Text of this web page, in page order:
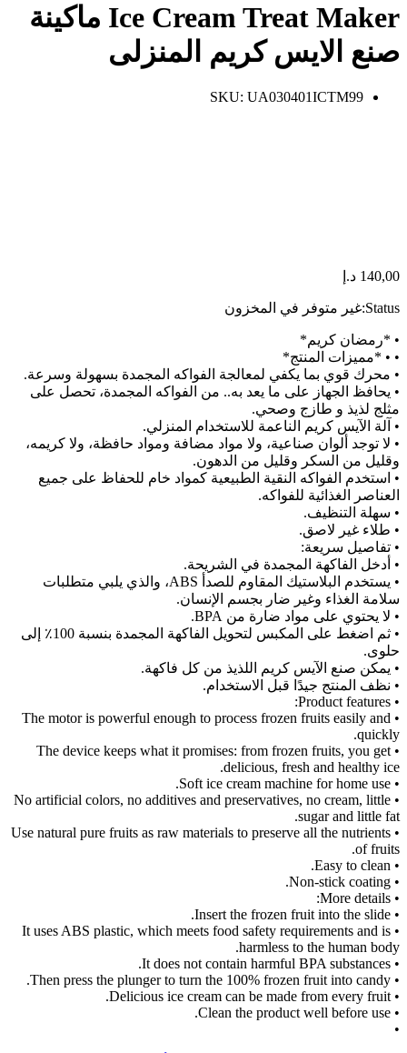
Ice Cream Treat Maker ماكينة
صنع الايس كريم المنزلى
SKU: UA030401ICTM99
140,00 د.إ
Status: غير متوفر في المخزون
• *رمضان كريم*
• • *مميزات المنتج*
• محرك قوي بما يكفي لمعالجة الفواكه المجمدة بسهولة وسرعة.
• يحافظ الجهاز على ما يعد به.. من الفواكه المجمدة، تحصل على
مثلج لذيذ و طازج وصحي.
• آلة الآيس كريم الناعمة للاستخدام المنزلي.
• لا توجد ألوان صناعية، ولا مواد مضافة ومواد حافظة، ولا كريمه،
وقليل من السكر وقليل من الدهون.
• استخدم الفواكه النقية الطبيعية كمواد خام للحفاظ على جميع
العناصر الغذائية للفواكه.
• سهلة التنظيف.
• طلاء غير لاصق.
• تفاصيل سريعة:
• أدخل الفاكهة المجمدة في الشريحة.
• يستخدم البلاستيك المقاوم للصدأ ABS، والذي يلبي متطلبات
سلامة الغذاء وغير ضار بجسم الإنسان.
• لا يحتوي على مواد ضارة من BPA.
• ثم اضغط على المكبس لتحويل الفاكهة المجمدة بنسبة 100٪ إلى
حلوى.
• يمكن صنع الآيس كريم اللذيذ من كل فاكهة.
• نظف المنتج جيدًا قبل الاستخدام.
• Product features:
• The motor is powerful enough to process frozen fruits easily and
quickly.
• The device keeps what it promises: from frozen fruits, you get
delicious, fresh and healthy ice.
• Soft ice cream machine for home use.
• No artificial colors, no additives and preservatives, no cream, little
sugar and little fat.
• Use natural pure fruits as raw materials to preserve all the nutrients
of fruits.
• Easy to clean.
• Non-stick coating.
• More details:
• Insert the frozen fruit into the slide.
• It uses ABS plastic, which meets food safety requirements and is
harmless to the human body.
• It does not contain harmful BPA substances.
• Then press the plunger to turn the 100% frozen fruit into candy.
• Delicious ice cream can be made from every fruit.
• Clean the product well before use.
•